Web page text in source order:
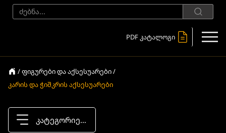
PDF კატალოგი
/ ფიგურები და აქსესუარები /
კარის და ჭიშკრის აქსესუარები
კატეგორიები